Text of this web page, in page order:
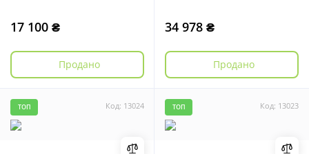
17 100 ₴
Продано
34 978 ₴
Продано
Код: 13024
ТОП Код: 13023
ТОП